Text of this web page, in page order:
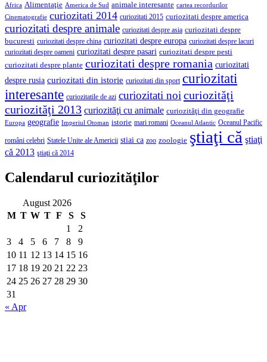
Africa Alimentaţie America de Sud animale interesante cartea recordurilor
Cinematografie curiozitati 2014 curiozitati 2015 curiozitati despre america
curiozitati despre animale curiozitati despre asia curiozitati despre
bucuresti curiozitati despre china curiozitati despre europa curiozitati despre lacuri
curiozitati despre oameni curiozitati despre pasari curiozitati despre pesti
curiozitati despre plante curiozitati despre romania curiozitati
despre rusia curiozitati din istorie curiozitati din sport curiozitati
interesante curiozitatile de azi curiozitati noicuriozităţi
curiozităţi 2013 curiozităţi cu animale curiozităţi din geografie
Europa geografie Imperiul Otoman istorie mari romani Oceanul Atlantic Oceanul Pacific
români celebri Statele Unite ale Americii stiai ca zoo zoologie ştiaţi că ştiaţi
că 2013 ştiaţi că 2014
Calendarul curiozităţilor
August 2026
M T W T F S
S
1
2
3
4 5 6 7 8
9
10 11 12 13 14 15 16
17 18 19 20 21 22 23
24 25 26 27 28 29 30
31
« Apr